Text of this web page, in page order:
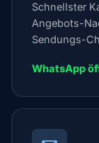
Schnellster
Angebots-
Sendungs-
WhatsApp